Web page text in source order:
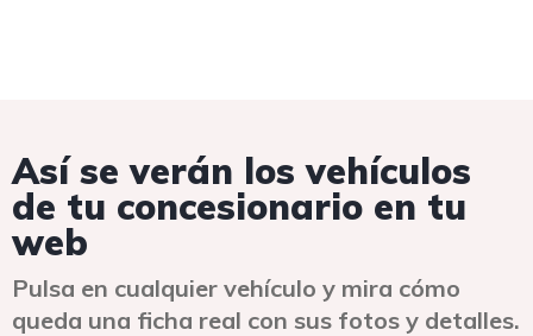
Así se verán los vehículos
de tu concesionario en tu
web
Pulsa en cualquier vehículo y mira cómo
queda una ficha real con sus fotos y detalles.